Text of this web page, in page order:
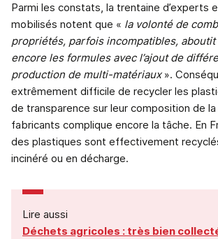
Parmi les constats, la trentaine d’experts
mobilisés notent que « la volonté de
propriétés, parfois incompatibles,
encore les formules avec l’ajout de
production de multi-matériaux».
extrêmement difficile de recycler les
de transparence sur leur composition de
fabricants complique encore la tâche. En
des plastiques sont effectivement
incinéré ou en décharge.
Lire aussi
Déchets agricoles : très bien